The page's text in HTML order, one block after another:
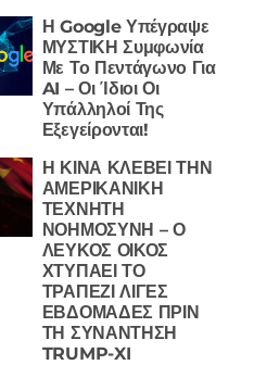
Η Google Υπέγραψε
ΜΥΣΤΙΚΗ Συμφωνία
Με Το Πεντάγωνο Για
AI – Οι Ίδιοι Οι
Υπάλληλοί Της
Εξεγείρονται!
Η ΚΙΝΑ ΚΛΕΒΕΙ ΤΗΝ
ΑΜΕΡΙΚΑΝΙΚΗ
ΤΕΧΝΗΤΗ
ΝΟΗΜΟΣΥΝΗ – Ο
ΛΕΥΚΟΣ ΟΙΚΟΣ
ΧΤΥΠΑΕΙ ΤΟ
ΤΡΑΠΕΖΙ ΛΙΓΕΣ
ΕΒΔΟΜΑΔΕΣ ΠΡΙΝ
ΤΗ ΣΥΝΑΝΤΗΣΗ
TRUMP-XI